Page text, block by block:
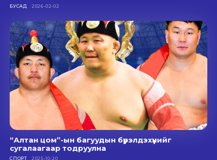
БУСАД 2026-02-02
“Алтан цом”-ын багуудын бүрэлдэхүүнийг
сугалаагаар тодруулна
СПОРТ 2025-10-20